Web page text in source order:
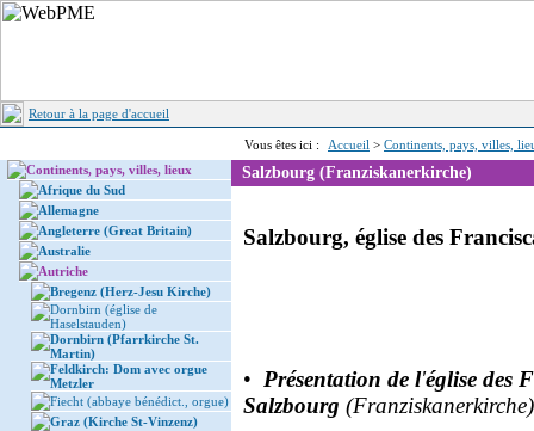
Retour à la page d'accueil
Vous êtes ici : Accueil > Continents, pays, villes,
Continents, pays, villes, lieux
Afrique du Sud
Allemagne
Angleterre (Great Britain)
Australie
Autriche
Bregenz (Herz-Jesu Kirche)
Dornbirn (église de
Haselstauden)
Dornbirn (Pfarrkirche St.
Martin)
Feldkirch: Dom avec orgue
Metzler
Fiecht (abbaye bénédict., orgue)
Graz (Kirche St-Vinzenz)
Salzbourg (Franziskanerkirche)
Salzbourg, église des
• Présentation de l'église des
Salzbourg (Franziskanerkirche)